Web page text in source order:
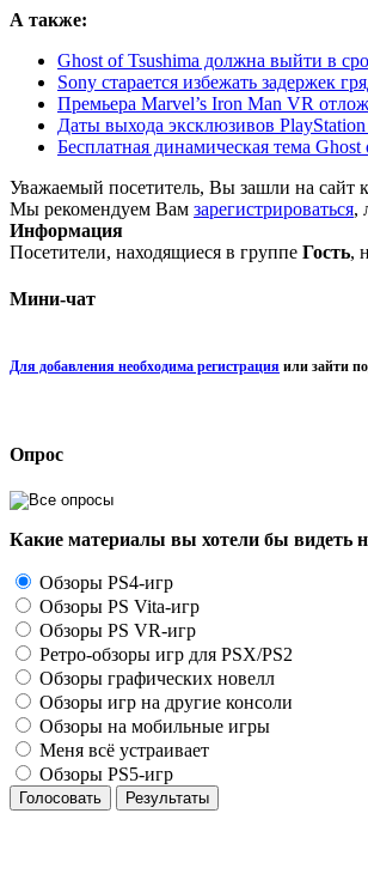
А также:
Ghost of Tsushima должна выйти в
Sony старается избежать задержек
Премьера Marvel’s Iron Man VR
Даты выхода эксклюзивов
Бесплатная динамическая тема
Уважаемый посетитель, Вы зашли на сайт
Мы рекомендуем Вам зарегистрироваться,
Информация
Посетители, находящиеся в группе Гость,
Мини-чат
Для добавления необходима регистрация или зайти
Опрос
Какие материалы вы хотели бы видеть
Обзоры PS4-игр
Обзоры PS Vita-игр
Обзоры PS VR-игр
Ретро-обзоры игр для PSX/PS2
Обзоры графических новелл
Обзоры игр на другие консоли
Обзоры на мобильные игры
Меня всё устраивает
Обзоры PS5-игр
Голосовать Результаты